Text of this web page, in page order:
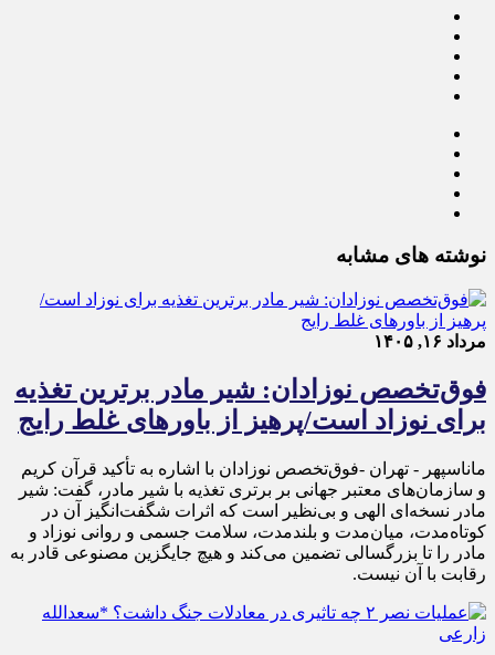
نوشته های مشابه
مرداد ۱۶, ۱۴۰۵
فوق‌تخصص نوزادان: شیر مادر برترین تغذیه
برای نوزاد است/پرهیز از باورهای غلط رایج
ماناسپهر - تهران -فوق‌تخصص نوزادان با اشاره به تأکید قرآن کریم
و سازمان‌های معتبر جهانی بر برتری تغذیه با شیر مادر، گفت: شیر
مادر نسخه‌ای الهی و بی‌نظیر است که اثرات شگفت‌انگیز آن در
کوتاه‌مدت، میان‌مدت و بلندمدت، سلامت جسمی و روانی نوزاد و
مادر را تا بزرگسالی تضمین می‌کند و هیچ جایگزین مصنوعی قادر به
رقابت با آن نیست.